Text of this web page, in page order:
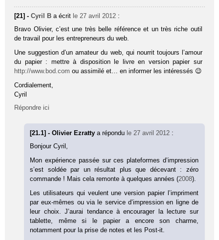
[21] -Cyril B a écrit le 27 avril 2012 :
Bravo Olivier, c’est une très belle référence et un très riche outil
de travail pour les entrepreneurs du web.
Une suggestion d’un amateur du web, qui nourrit toujours l’amour
du papier : mettre à disposition le livre en version papier sur
http://www.bod.com ou assimilé et… en informer les intéressés 😉
Cordialement,
Cyril
Répondre ici
[21.1] - Olivier Ezrattya répondu le 27 avril 2012 :
Bonjour Cyril,
Mon expérience passée sur ces plateformes d’impression
s’est soldée par un résultat plus que décevant : zéro
commande ! Mais cela remonte à quelques années (2008).
Les utilisateurs qui veulent une version papier l’impriment
par eux-mêmes ou via le service d’impression en ligne de
leur choix. J’aurai tendance à encourager la lecture sur
tablette, même si le papier a encore son charme,
notamment pour la prise de notes et les Post-it.